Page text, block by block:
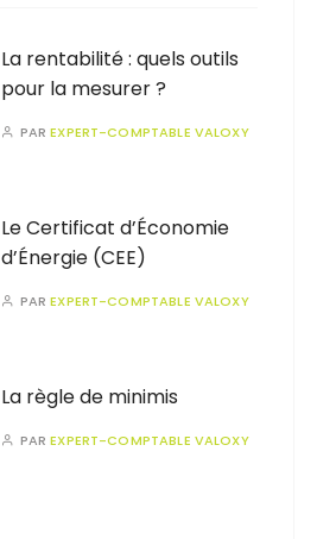
La rentabilité : quels outils
pour la mesurer ?
PAREXPERT-COMPTABLE VALOXY
Le Certificat d’Économie
d’Énergie (CEE)
PAREXPERT-COMPTABLE VALOXY
La règle de minimis
PAREXPERT-COMPTABLE VALOXY